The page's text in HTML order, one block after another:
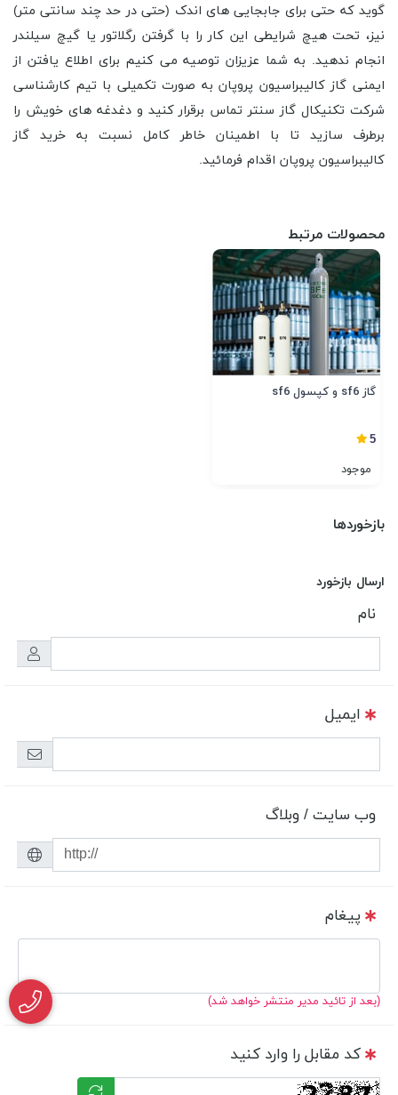
گوید که حتی برای جابجایی های اندک (حتی در حد چند سانتی متر)
نیز، تحت هیچ شرایطی این کار را با گرفتن رگلاتور یا گیچ سیلندر
انجام ندهید. به شما عزیزان توصیه می کنیم برای اطلاع یافتن از
ایمنی گاز کالیبراسیون پروپان به صورت تکمیلی با تیم کارشناسی
شرکت تکنیکال گاز سنتر تماس برقرار کنید و دغدغه های خویش را
برطرف سازید تا با اطمینان خاطر کامل نسبت به خرید گاز
کالیبراسیون پروپان اقدام فرمائید.
محصولات مرتبط
گاز sf6 و کپسول sf6
5
موجود
بازخوردها
ارسال بازخورد
نام
ایمیل
وب سایت / وبلاگ
پیغام
(بعد از تائید مدیر منتشر خواهد شد)
کد مقابل را وارد کنید